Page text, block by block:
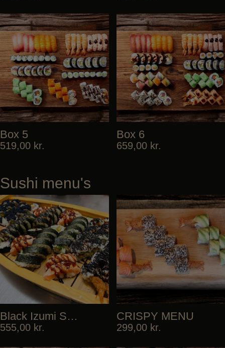
Box 5
519,00 kr.
Box 6
659,00 kr.
Sushi menu's
Black Izumi Special
555,00 kr.
CRISPY MENU
299,00 kr.